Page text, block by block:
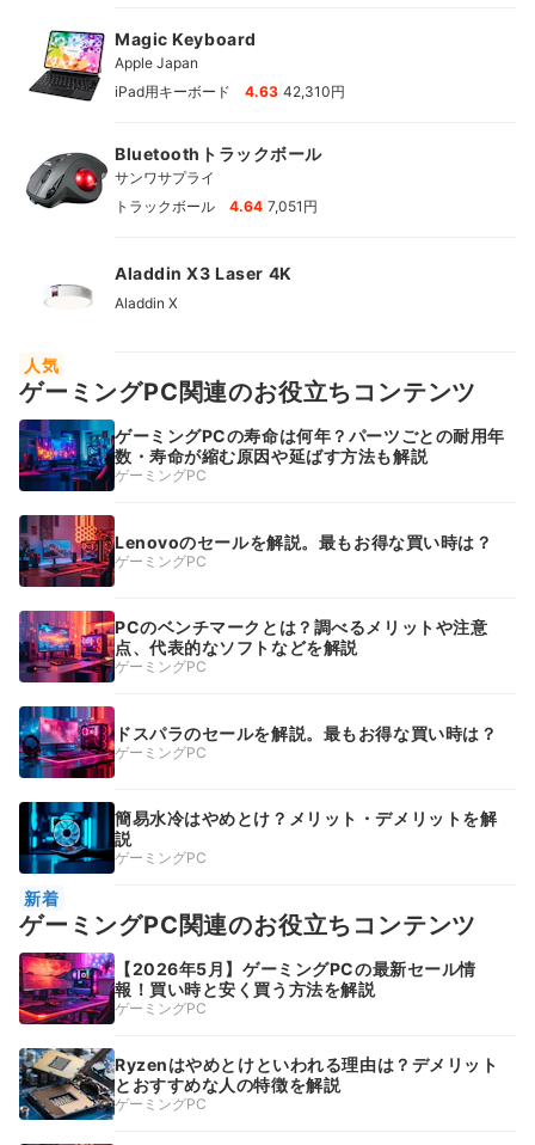
Magic Keyboard
Apple Japan
iPad用キーボード
4.63 42,310円
Bluetoothトラックボール
サンワサプライ
トラックボール
4.64 7,051円
Aladdin X3 Laser 4K
Aladdin X
人気
ゲーミングPC関連のお役立ちコンテンツ
ゲーミングPCの寿命は何年？パーツごとの耐用年
数・寿命が縮む原因や延ばす方法も解説
ゲーミングPC
Lenovoのセールを解説。最もお得な買い時は？
ゲーミングPC
PCのベンチマークとは？調べるメリットや注意
点、代表的なソフトなどを解説
ゲーミングPC
ドスパラのセールを解説。最もお得な買い時は？
ゲーミングPC
簡易水冷はやめとけ？メリット・デメリットを解
説
ゲーミングPC
新着
ゲーミングPC関連のお役立ちコンテンツ
【2026年5月】ゲーミングPCの最新セール情
報！買い時と安く買う方法を解説
ゲーミングPC
Ryzenはやめとけといわれる理由は？デメリット
とおすすめな人の特徴を解説
ゲーミングPC